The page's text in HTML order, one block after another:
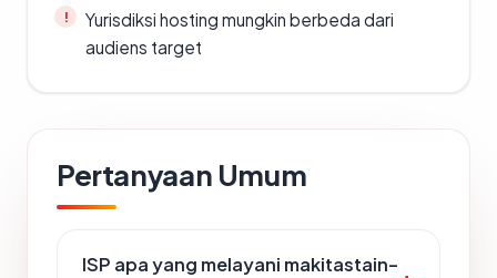
Yurisdiksi hosting mungkin berbeda dari
audiens target
Pertanyaan Umum
ISP apa yang melayani makitastain-